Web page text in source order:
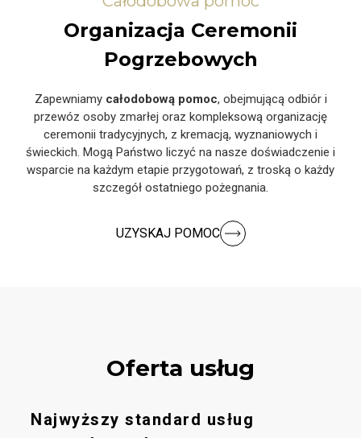
Organizacja Ceremonii
Pogrzebowych
Zapewniamy całodobową pomoc, obejmującą odbiór i
przewóz osoby zmarłej oraz kompleksową organizację
ceremonii tradycyjnych, z kremacją, wyznaniowych i
świeckich. Mogą Państwo liczyć na nasze doświadczenie i
wsparcie na każdym etapie przygotowań, z troską o każdy
szczegół ostatniego pożegnania.
UZYSKAJ POMOC
Oferta usług
Najwyższy standard usług